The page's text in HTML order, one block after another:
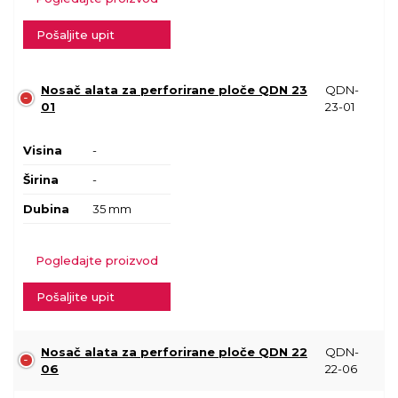
Pošaljite upit
Nosač alata za perforirane ploče QDN 23
01
QDN-
23-01
Visina -
Širina -
Dubina 35 mm
Pogledajte proizvod
Pošaljite upit
Nosač alata za perforirane ploče QDN 22
06
QDN-
22-06